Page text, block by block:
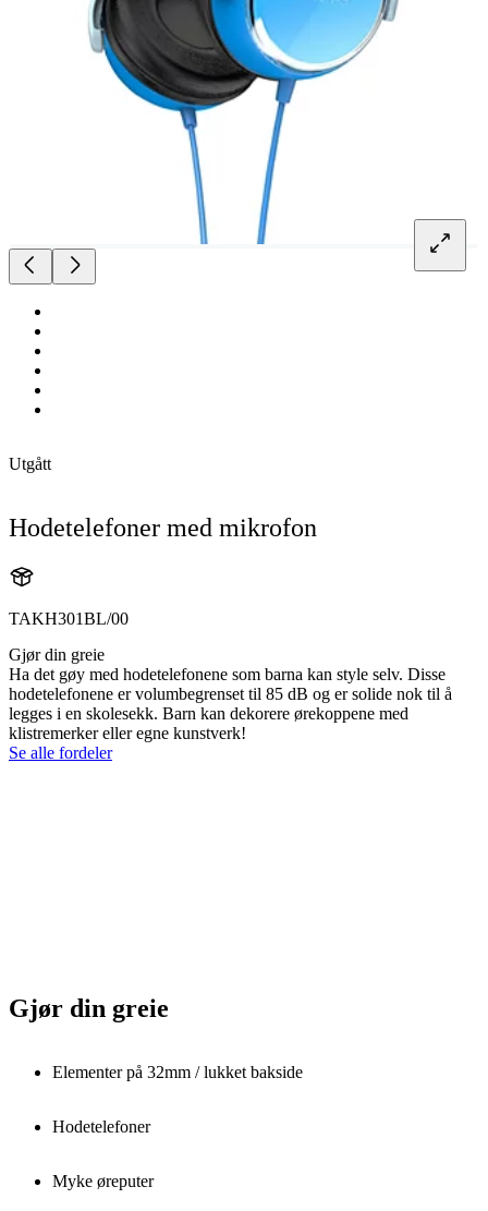
Utgått
Hodetelefoner med mikrofon
TAKH301BL/00
Gjør din greie
Ha det gøy med hodetelefonene som barna kan style selv. Disse
hodetelefonene er volumbegrenset til 85 dB og er solide nok til å
legges i en skolesekk. Barn kan dekorere ørekoppene med
klistremerker eller egne kunstverk!
Se alle fordeler
Gjør din greie
Elementer på 32mm / lukket bakside
Hodetelefoner
Myke øreputer